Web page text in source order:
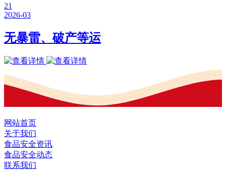
21
2026-03
无暴雷、破产等运
网站首页
关于我们
食品安全资讯
食品安全动态
联系我们